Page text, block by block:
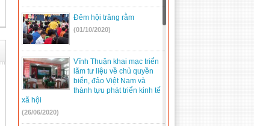
Đêm hội trăng rằm
(01/10/2020)
Vĩnh Thuận khai mạc triển
lãm tư liệu về chủ quyền
biển, đảo Việt Nam và
thành tựu phát triển kinh tế
xã hội
(26/06/2020)